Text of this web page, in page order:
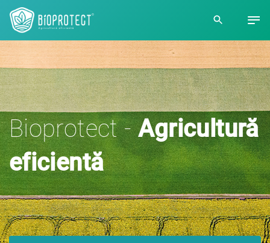
Bioprotect -Agricultură
eficientă